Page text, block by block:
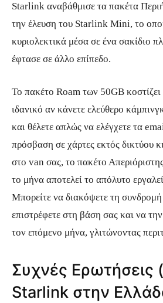
Starlink αναβάθμισε τα πακέτα
την έλευση του Starlink Mini, το
κυριολεκτικά μέσα σε ένα σακίδιο
έφτασε σε άλλο επίπεδο.
Το πακέτο Roam των 50GB
ιδανικό αν κάνετε ελεύθερο
και θέλετε απλώς να ελέγχετε τα
πρόσβαση σε χάρτες εκτός δικτύου
στο van σας, το πακέτο
το μήνα αποτελεί το απόλυτο
Μπορείτε να διακόψετε τη
επιστρέφετε στη βάση σας και να
τον επόμενο μήνα, γλιτώνοντας
Συχνές Ερωτήσεις
Starlink στην